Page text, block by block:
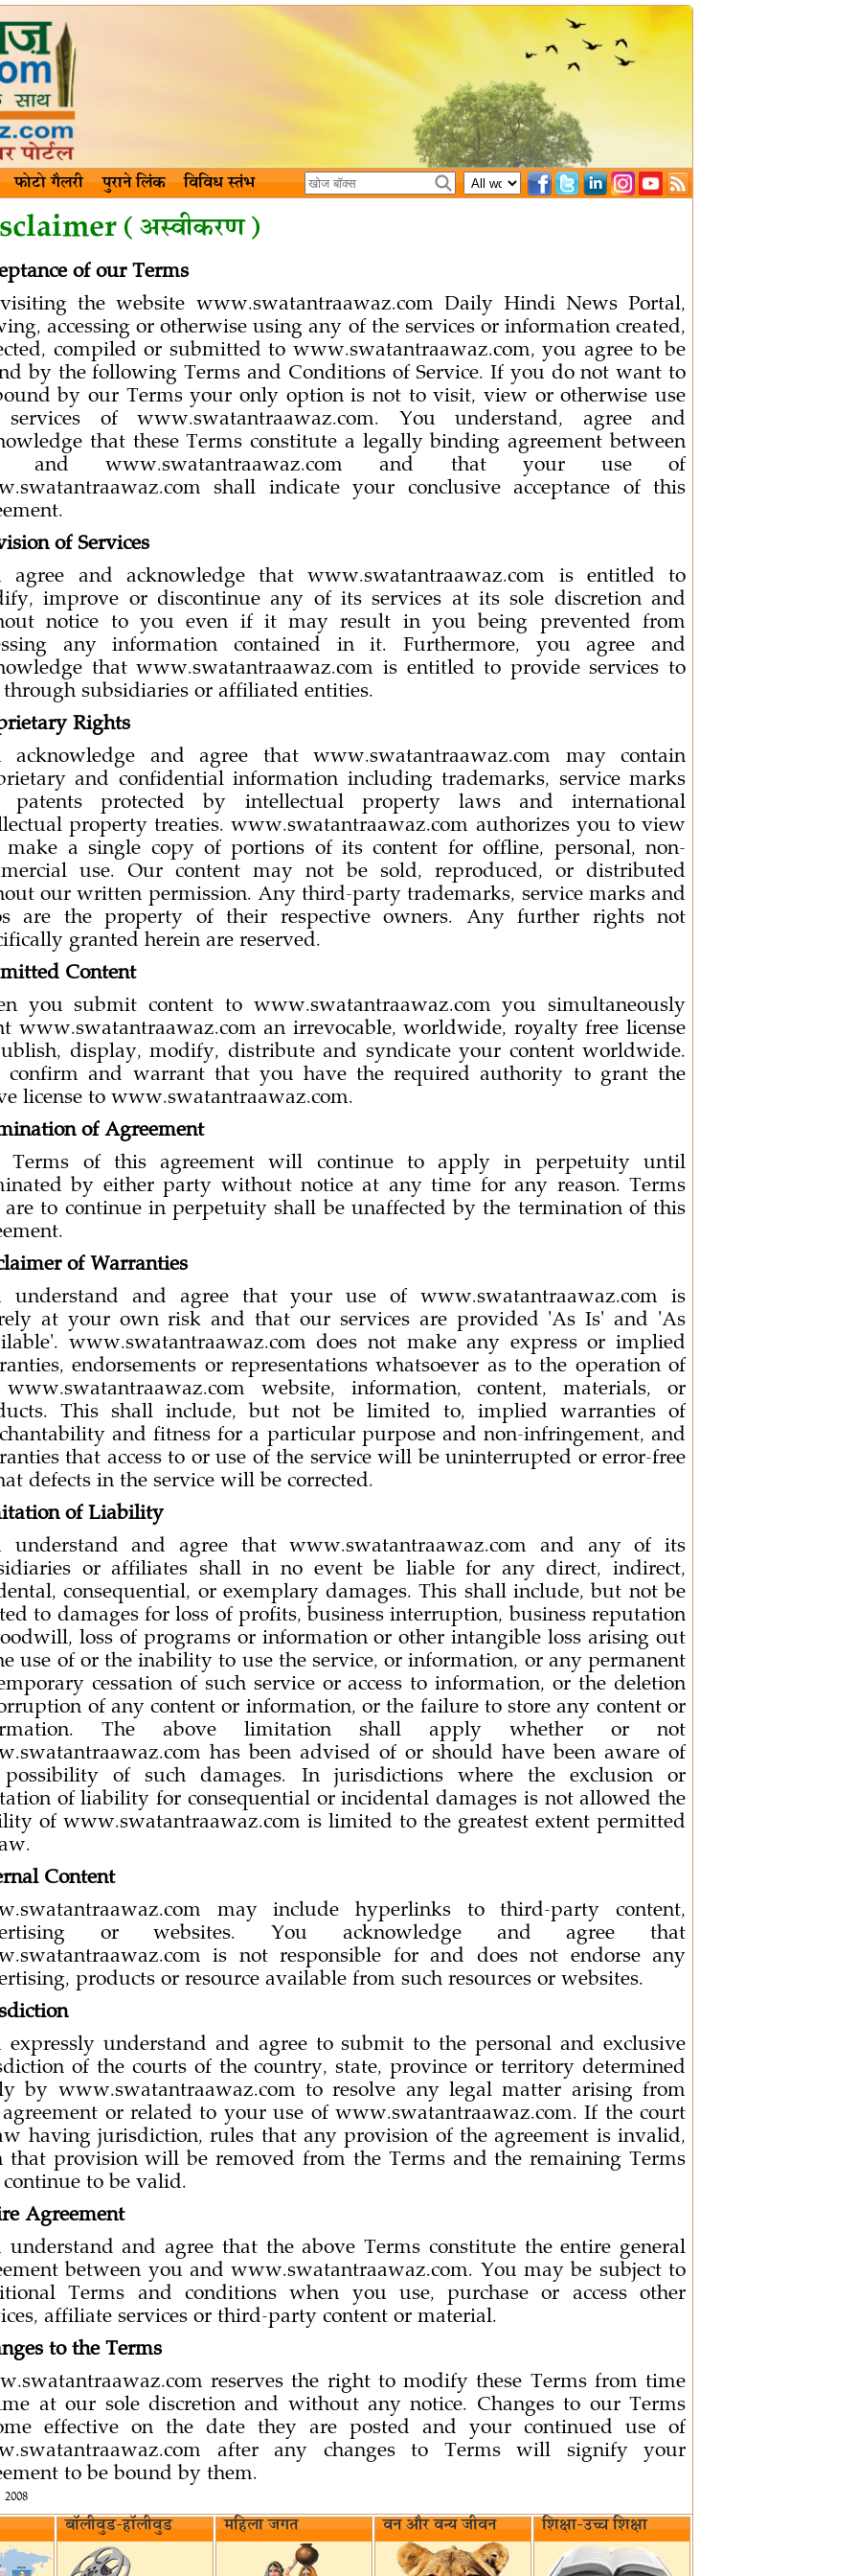
फोटो गैलरी पुराने लिंक विविध स्तंभ
(अस्वीकरण)
of our Terms
the website www.swatantraawaz.com Daily Hindi News Portal,
accessing or otherwise using any of the services or information created,
compiled or submitted to www.swatantraawaz.com, you agree to be
by the following Terms and Conditions of Service. If you do not want to
by our Terms your only option is not to visit, view or otherwise use
of www.swatantraawaz.com. You understand, agree and
that these Terms constitute a legally binding agreement between
and www.swatantraawaz.com and that your use of
shall indicate your conclusive acceptance of this
of Services
agree and acknowledge that www.swatantraawaz.com is entitled to
improve or discontinue any of its services at its sole discretion and
notice to you even if it may result in you being prevented from
any information contained in it. Furthermore, you agree and
that www.swatantraawaz.com is entitled to provide services to
subsidiaries or affiliated entities.
Rights
acknowledge and agree that www.swatantraawaz.com may contain
and confidential information including trademarks, service marks
patents protected by intellectual property laws and international
property treaties. www.swatantraawaz.com authorizes you to view
make a single copy of portions of its content for offline, personal, non-
use. Our content may not be sold, reproduced, or distributed
our written permission. Any third-party trademarks, service marks and
are the property of their respective owners. Any further rights not
granted herein are reserved.
Content
you submit content to www.swatantraawaz.com you simultaneously
www.swatantraawaz.com an irrevocable, worldwide, royalty free license
display, modify, distribute and syndicate your content worldwide.
confirm and warrant that you have the required authority to grant the
license to www.swatantraawaz.com.
of Agreement
Terms of this agreement will continue to apply in perpetuity until
by either party without notice at any time for any reason. Terms
are to continue in perpetuity shall be unaffected by the termination of this
of Warranties
understand and agree that your use of www.swatantraawaz.com is
at your own risk and that our services are provided 'As Is' and 'As
www.swatantraawaz.com does not make any express or implied
endorsements or representations whatsoever as to the operation of
website, information, content, materials, or
This shall include, but not be limited to, implied warranties of
and fitness for a particular purpose and non-infringement, and
that access to or use of the service will be uninterrupted or error-free
defects in the service will be corrected.
of Liability
understand and agree that www.swatantraawaz.com and any of its
or affiliates shall in no event be liable for any direct, indirect,
consequential, or exemplary damages. This shall include, but not be
to damages for loss of profits, business interruption, business reputation
loss of programs or information or other intangible loss arising out
use of or the inability to use the service, or information, or any permanent
cessation of such service or access to information, or the deletion
of any content or information, or the failure to store any content or
The above limitation shall apply whether or not
has been advised of or should have been aware of
of such damages. In jurisdictions where the exclusion or
of liability for consequential or incidental damages is not allowed the
of www.swatantraawaz.com is limited to the greatest extent permitted
Content
may include hyperlinks to third-party content,
or websites. You acknowledge and agree that
is not responsible for and does not endorse any
products or resource available from such resources or websites.
expressly understand and agree to submit to the personal and exclusive
of the courts of the country, state, province or territory determined
by www.swatantraawaz.com to resolve any legal matter arising from
or related to your use of www.swatantraawaz.com. If the court
having jurisdiction, rules that any provision of the agreement is invalid,
that provision will be removed from the Terms and the remaining Terms
to be valid.
Agreement
understand and agree that the above Terms constitute the entire general
between you and www.swatantraawaz.com. You may be subject to
Terms and conditions when you use, purchase or access other
affiliate services or third-party content or material.
to the Terms
reserves the right to modify these Terms from time
at our sole discretion and without any notice. Changes to our Terms
effective on the date they are posted and your continued use of
after any changes to Terms will signify your
to be bound by them.
2008
बॉलीवुड-हॉलीवुड महिला जगत वन और वन्य जीवन‌ शिक्षा-उच्च शिक्षा